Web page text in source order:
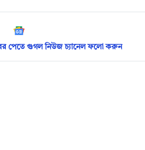
পেতে গুগল নিউজ চ্যানেল ফলো করুন